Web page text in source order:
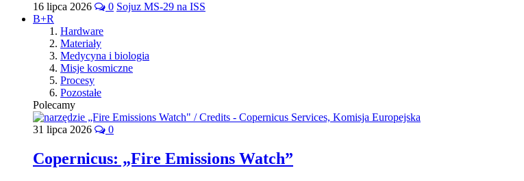
16 lipca 2026 0 Sojuz MS-29 na ISS
B+R
Hardware
Materiały
Medycyna i biologia
Misje kosmiczne
Procesy
Pozostałe
Polecamy
31 lipca 2026 0
Copernicus: „Fire Emissions Watch”